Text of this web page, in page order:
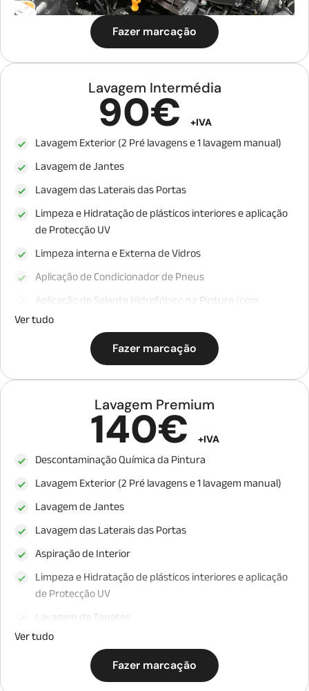
Fazer marcação
Lavagem Intermédia
90€ +IVA
Lavagem Exterior (2 Pré lavagens e 1 lavagem manual)
Lavagem de Jantes
Lavagem das Laterais das Portas
Limpeza e Hidratação de plásticos interiores e aplicação
de Protecção UV
Limpeza interna e Externa de Vidros
Aplicação de Condicionador de Pneus
Aplicação de Selante Hidrofóbico na Pintura (com
durabilidade até 30 dias)
Ver tudo
Fazer marcação
Lavagem Premium
140€ +IVA
Descontaminação Química da Pintura
Lavagem Exterior (2 Pré lavagens e 1 lavagem manual)
Lavagem de Jantes
Lavagem das Laterais das Portas
Aspiração de Interior
Limpeza e Hidratação de plásticos interiores e aplicação
de Protecção UV
Lavagem de Tapetes
Limpeza de Bancos (que não é uma lavagem profunda
Limpeza interna e Externa de Vidros
Ver tudo
Fazer marcação